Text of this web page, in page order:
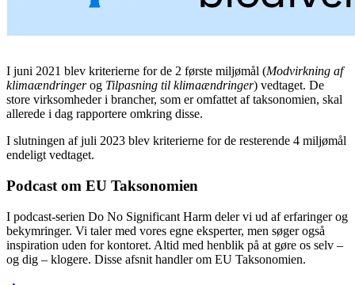
I juni 2021 blev kriterierne for de 2 første miljømål (Modvirkning af
klimaændringerog Tilpasning til klimaændringer) vedtaget. De
store virksomheder i brancher, som er omfattet af taksonomien, skal
allerede i dag rapportere omkring disse.
I slutningen af juli 2023 blev kriterierne for de resterende 4 miljømål
endeligt vedtaget.
Podcast om EU Taksonomien
I podcast-serien Do No Significant Harm deler vi ud af erfaringer og
bekymringer. Vi taler med vores egne eksperter, men søger også
inspiration uden for kontoret. Altid med henblik på at gøre os selv –
og dig – klogere. Disse afsnit handler om EU Taksonomien.